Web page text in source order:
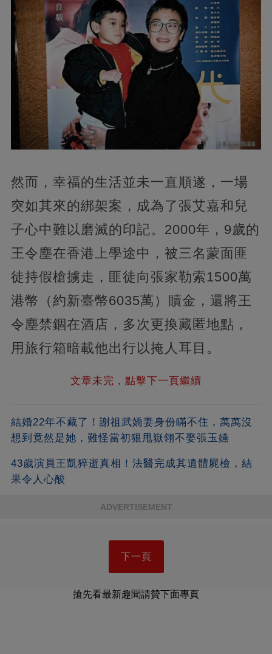
然而，幸福的生活並未一直順遂，一場
突如其來的綁架案，成為了張艾嘉和兒
子心中難以磨滅的印記。2000年，9歲的
王令塵在香港上學途中，被三名蒙面匪
徒持假槍擄走，匪徒向張家勒索1500萬
港幣（約新臺幣6035萬）贖金，還將王
令塵禁錮在酒店，多次更換藏匿地點，
用旅行箱暗載他出行以掩人耳目。
文章未完，點擊下一頁繼續
結婚22年不藏了！謝祖武嬌妻身份瞞不住，萬萬沒
想到竟然是她，難怪當初狠甩嶽翎不娶張玉嬿
43歲演員王凱猝逝真相！法醫完成其遺體屍檢，結
果令人心酸
ADVERTISEMENT
下一頁
搶先看最新趣聞請贊下面專頁